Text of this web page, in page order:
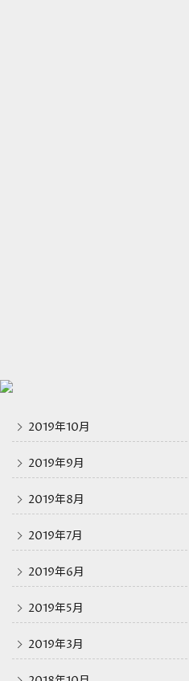
2019年10月
2019年9月
2019年8月
2019年7月
2019年6月
2019年5月
2019年3月